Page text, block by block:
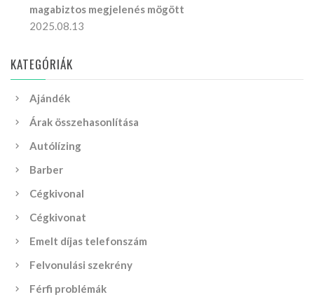
magabiztos megjelenés mögött
2025.08.13
KATEGÓRIÁK
Ajándék
Árak összehasonlítása
Autólízing
Barber
Cégkivonal
Cégkivonat
Emelt díjas telefonszám
Felvonulási szekrény
Férfi problémák